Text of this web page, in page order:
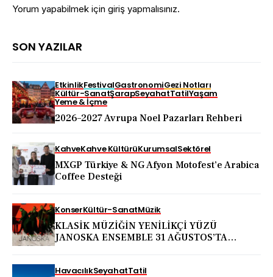
Yorum yapabilmek için giriş yapmalısınız.
SON YAZILAR
EtkinlikFestivalGastronomiGezi Notları
Kültür-SanatŞarapSeyahatTatilYaşam
Yeme & İçme
2026–2027 Avrupa Noel Pazarları Rehberi
KahveKahve KültürüKurumsalSektörel
MXGP Türkiye & NG Afyon Motofest’e Arabica
Coffee Desteği
KonserKültür-SanatMüzik
KLASİK MÜZİĞİN YENİLİKÇİ YÜZÜ
JANOSKA ENSEMBLE 31 AĞUSTOS’TA
HavacılıkSeyahatTatil